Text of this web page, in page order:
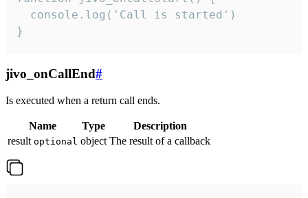
  console.log('Call is started')
}
jivo_onCallEnd#
Is executed when a return call ends.
Name Type
Description
result optional object The result of a callback